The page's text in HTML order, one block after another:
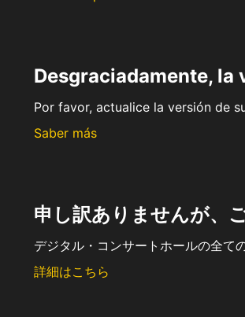
Desgraciadamente, la
Por favor, actualice la versión de
Saber más
申し訳ありませんが、
デジタル・コンサートホールの全て
詳細はこちら